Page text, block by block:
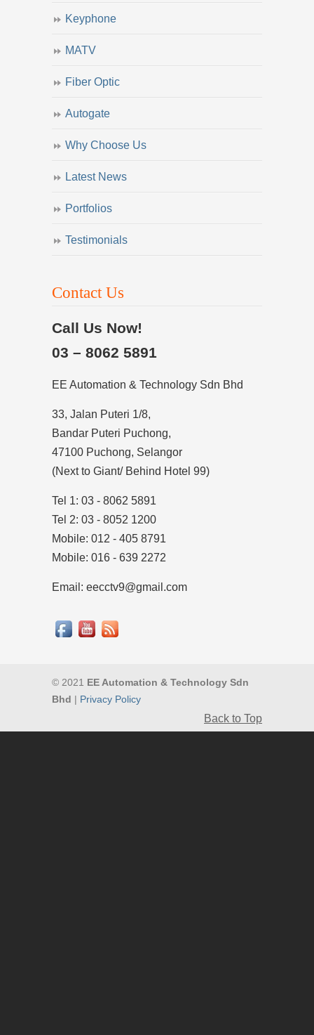
Keyphone
MATV
Fiber Optic
Autogate
Why Choose Us
Latest News
Portfolios
Testimonials
Contact Us
Call Us Now!
03 – 8062 5891
EE Automation & Technology Sdn Bhd
33, Jalan Puteri 1/8,
Bandar Puteri Puchong,
47100 Puchong, Selangor
(Next to Giant/ Behind Hotel 99)
Tel 1: 03 - 8062 5891
Tel 2: 03 - 8052 1200
Mobile: 012 - 405 8791
Mobile: 016 - 639 2272
Email: eecctv9@gmail.com
© 2021 EE Automation & Technology Sdn
Bhd | Privacy Policy
Back to Top